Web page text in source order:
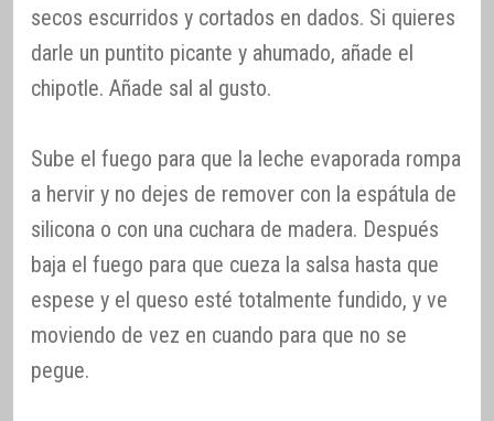
secos escurridos y cortados en dados. Si quieres
darle un puntito picante y ahumado, añade el
chipotle. Añade sal al gusto.
Sube el fuego para que la leche evaporada rompa
a hervir y no dejes de remover con la espátula de
silicona o con una cuchara de madera. Después
baja el fuego para que cueza la salsa hasta que
espese y el queso esté totalmente fundido, y ve
moviendo de vez en cuando para que no se
pegue.